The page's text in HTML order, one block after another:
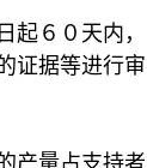
６０天内，
证据等进行审
量占支持者